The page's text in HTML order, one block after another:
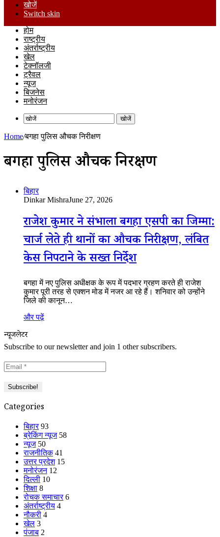
खोजें
Switch skin
होम
राष्ट्रीय
अंतर्राष्ट्रीय
खेल
टेक्नॉलजी
ट्रैवल
न्यूज
बिजनेस
मनोरंजन
खोजें
Home/बगहा पुलिस औचक निरीक्षण
बगहा पुलिस औचक निरीक्षण
बिहार
Dinkar MishraJune 27, 2026
राजेश कुमार ने संभाला बगहा एसपी का जिम्मा:
चार्ज लेते ही थानों का औचक निरीक्षण, लंबित
केस निपटाने के सख्त निर्देश
बगहा में नए पुलिस अधीक्षक के रूप में पदभार ग्रहण करते ही राजेश
कुमार पूरी तरह से एक्शन मोड में नजर आ रहे हैं। शनिवार को उन्होंने
जिले की कानून…
और पढ़ें
न्यूजलेटर
Subscribe to our newsletter and join 1 other subscribers.
Categories
बिहार 93
ब्रेकिंग न्यूज 58
न्यूज 50
राजनीतिक 41
उत्तर प्रदेश 15
मनोरंजन 12
दिल्ली 10
शिक्षा 8
रोचक समाचार 6
अंतर्राष्ट्रीय 4
नौकरी 4
खेल 3
पंजाब 2